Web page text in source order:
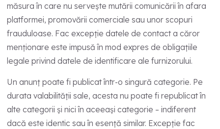
măsura în care nu servește mutării comunicării în afara
platformei, promovării comerciale sau unor scopuri
frauduloase. Fac excepție datele de contact a căror
menționare este impusă în mod expres de obligațiile
legale privind datele de identificare ale furnizorului.
Un anunț poate fi publicat într-o singură categorie. Pe
durata valabilității sale, acesta nu poate fi republicat în
alte categorii și nici în aceeași categorie – indiferent
dacă este identic sau în esență similar. Excepție fac